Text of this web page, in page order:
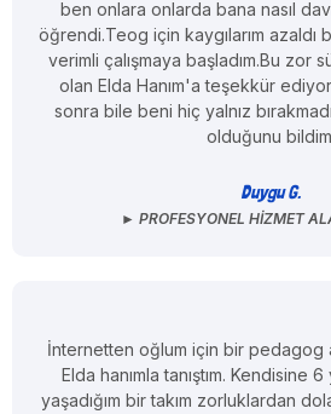
ben onlara onlarda bana nasıl
öğrendi.Teog için kaygılarım
verimli çalışmaya başladım.Bu zor
olan Elda Hanım'a teşekkür
sonra bile beni hiç yalnız
olduğunu
Duygu G.
► PROFESYONEL HIZMET
İnternetten oğlum için bir pedagog
Elda hanımla tanıştım. Kendisine
yaşadığım bir takım zorluklardan